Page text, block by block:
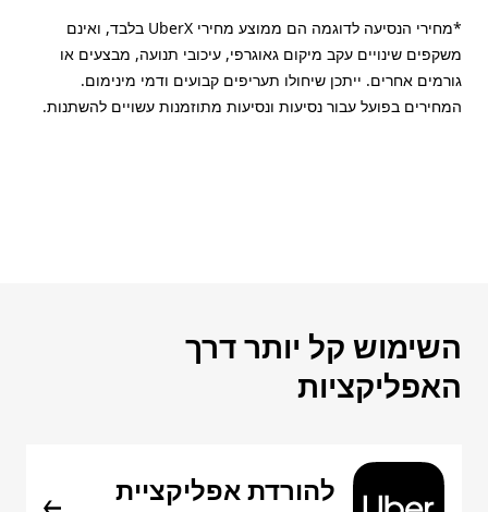
*מחירי הנסיעה לדוגמה הם ממוצע מחירי UberX בלבד, ואינם
משקפים שינויים עקב מיקום גאוגרפי, עיכובי תנועה, מבצעים או
גורמים אחרים. ייתכן שיחולו תעריפים קבועים ודמי מינימום.
המחירים בפועל עבור נסיעות ונסיעות מתוזמנות עשויים להשתנות.
השימוש קל יותר דרך
האפליקציות
להורדת אפליקציית